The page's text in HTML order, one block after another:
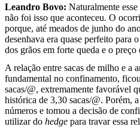
Leandro Bovo: Naturalmente
não foi isso que aconteceu. O
porque, até meados de junho do
desenhava era quase perfeito para
dos grãos em forte queda e o preço
A relação entre sacas de milho e a
fundamental no confinamento,
sacas/@, extremamente favorável
histórica de 3,30 sacas/@. Porém,
números e tomou a decisão de
utilizar do hedge para travar essa